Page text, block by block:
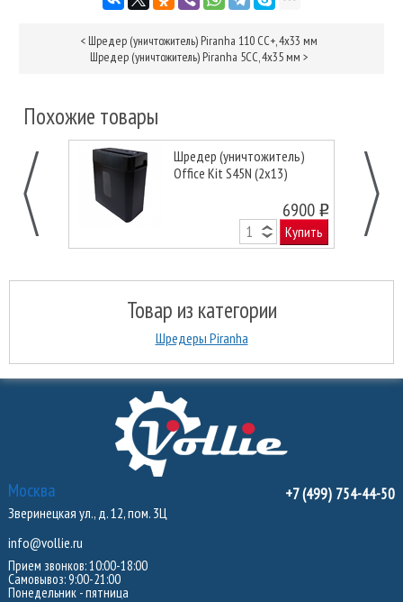
< Шредер (уничтожитель) Piranha 110 СС+, 4х33 мм
Шредер (уничтожитель) Piranha 5CC, 4х35 мм >
Похожие товары
Шредер (уничтожитель)
Office Kit S45N (2х13)
6900 o
Купить
Товар из категории
Шредеры Piranha
Москва
Зверинецкая ул., д. 12, пом. 3Ц
info@vollie.ru
Прием звонков: 10:00-18:00
Самовывоз: 9:00-21:00
Понедельник - пятница
+7 (499) 754-44-50